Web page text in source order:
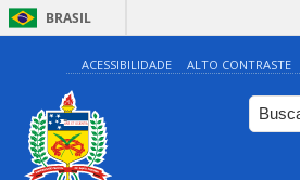
BRASIL
ACESSIBILIDADE ALTO CONTRASTE